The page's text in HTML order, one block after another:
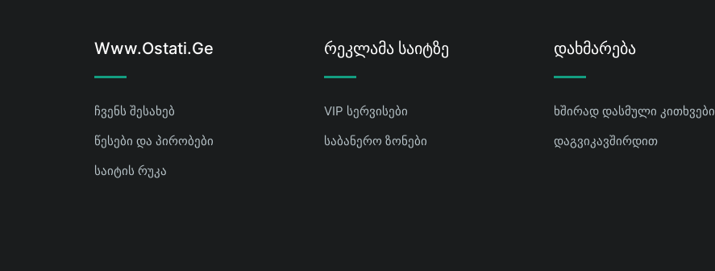
Www.ostati.ge
ჩვენს შესახებ
წესები და პირობები
საიტის რუკა
Რეკლამა Საიტზე
VIP სერვისები
საბანერო ზონები
Დახმარება
ხშირად დასმული კითხვები
დაგვიკავშირდით